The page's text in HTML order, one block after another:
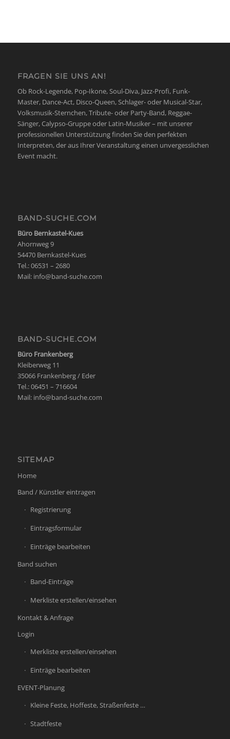
FRAGEN SIE UNS AN!
Ob Rock-Legende, Pop-Ikone, Soul-Diva, Jazz-Profi, Funk-
Master, Dance-Act, Disco-Queen, Schlager- oder Musical-Star,
Volksmusik-Sternchen, Tribute- oder Party-Band, Reggae-
Sänger, Calypso-Gruppe oder Latin-Musiker – mit unserer
professionellen Unterstützung finden Sie den perfekten
Interpreten, der aus Ihrer Veranstaltung einen unvergesslichen
Event macht.
BAND-SUCHE.COM
Büro Bernkastel-Kues
Ahornweg 9
54470 Bernkastel-Kues
Tel.: 06531 – 2680
Mail: info@band-suche.com
BAND-SUCHE.COM
Büro Frankenberg
Kleiberweg 11
35066 Frankenberg / Eder
Tel.: 06451 – 716604
Mail: info@band-suche.com
SITEMAP
Home
Band / Künstler eintragen
Registrierung
Eintragsformular
Einträge bearbeiten
Band suchen
Band-Einträge
Merkliste erstellen/einsehen
Kontakt & Anfrage
Login
Merkliste erstellen/einsehen
Einträge bearbeiten
EVENT-Planung
Kleine Feste, Hoffeste, Straßenfeste …
Stadtfeste